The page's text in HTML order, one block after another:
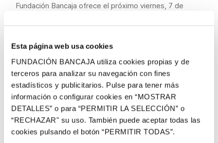
Esta página web usa cookies
FUNDACIÓN BANCAJA utiliza cookies propias y de
terceros para analizar su navegación con fines
estadísticos y publicitarios. Pulse para tener más
información o configurar cookies en “MOSTRAR
DETALLES” o para “PERMITIR LA SELECCIÓN” o
“RECHAZAR" su uso. También puede aceptar todas las
cookies pulsando el botón “PERMITIR TODAS”.
Fundación Bancaja ofrece el próximo viernes, 7 de
patrocinio de Pavasal y la colaboración de Fundación
Eutherpe y el campus de Berklee en Valencia.
El concierto Latin American Music Night correrá a cargo
de las bandas Sudestada y Picante y sabroso,
lideradas por Mariano Steimberg y Víctor Mendoza,
ambos profesores en el campus de Berklee en
València. Las agrupaciones ofrecerán al público un